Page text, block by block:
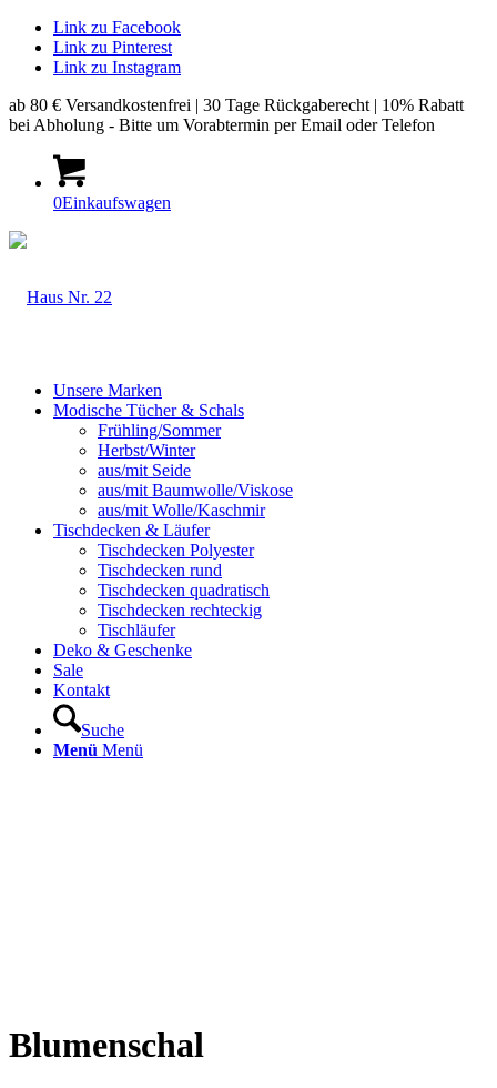
Link zu Facebook
Link zu Pinterest
Link zu Instagram
ab 80 € Versandkostenfrei | 30 Tage Rückgaberecht | 10% Rabatt
bei Abholung - Bitte um Vorabtermin per Email oder Telefon
0Einkaufswagen
Unsere Marken
Modische Tücher & Schals
Frühling/Sommer
Herbst/Winter
aus/mit Seide
aus/mit Baumwolle/Viskose
aus/mit Wolle/Kaschmir
Tischdecken & Läufer
Tischdecken Polyester
Tischdecken rund
Tischdecken quadratisch
Tischdecken rechteckig
Tischläufer
Deko & Geschenke
Sale
Kontakt
Suche
Menü Menü
Blumenschal